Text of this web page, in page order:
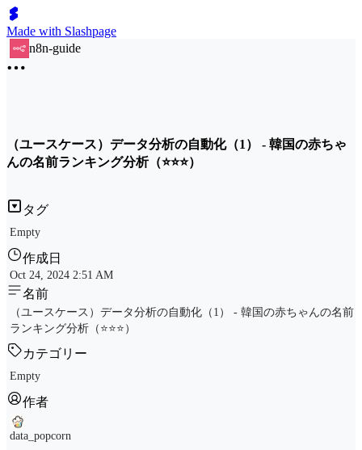
Made with Slashpage
n8n-guide
（ユースケース）データ分析の自動化（1） - 韓国の赤ちゃ
んの名前ランキング分析（⭐⭐⭐）
タグ
Empty
作成日
Oct 24, 2024 2:51 AM
名前
（ユースケース）データ分析の自動化（1） - 韓国の赤ちゃんの名前
ランキング分析（⭐⭐⭐）
カテゴリー
Empty
作者
data_popcorn